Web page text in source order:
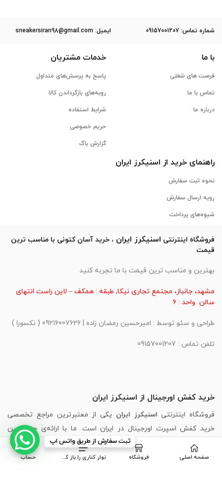
ﺷﻤﺎره ﺗﻤﺎس: 09157001207 ایمیل: sneakersiran98@gmail.com
با ما
فرصت های شغلی
تماس با ما
درباره ما
خدمات مشتریان
پاسخ به پرسش‌های متداول
رویه‌های بازگرداندن کالا
شرایط استفاده
حریم خصوصی
گزارش باگ
راهنمای خرید از اسنیکرز ایران
نحوه ثبت سفارش
رویه ارسال سفارش
شیوه‌های پرداخت
فروشگاه اینترنتی اسنیکرز ایران ، خرید آسان کتونی با مناسب ترین
قیمت
بهترین و مناسب ترین قیمت با ما تجربه کنید
مشهد، جانباز، مجتمع تجاری نیکا, طبقه : همکف – لاین راست انتهای
سالن واحد : 6
طراحی و سئو توسط : امیرحسین رمضان زاده | 09216007626 ( نکسورا )
تلفن تماس : 09157001207
خرید کفش اورجینال از اسنیکرز ایران
فروشگاه اینترنتی اسنیکرز ایران یکی از معتبرترین مراجع تخصصی
خرید کفش اسپرت اورجینال در ایران است. ما با ارائه‌ی جدیدترین
مدل‌های برندهای محبوبی مانند
Nike،Adidas،Skechers،Puma،
New Balance
Asics، تجربه‌ای مطمئن، سریع و لذت‌بخش از خرید
صفحه اصلی فروشگاه نوار کناری را باز کنید حساب
ثبت سفارش از طریق واتس اپ